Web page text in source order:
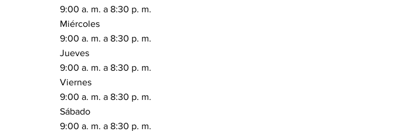
9:00 a. m. a 8:30 p. m.
Miércoles
9:00 a. m. a 8:30 p. m.
Jueves
9:00 a. m. a 8:30 p. m.
Viernes
9:00 a. m. a 8:30 p. m.
Sábado
9:00 a. m. a 8:30 p. m.